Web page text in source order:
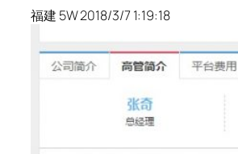
福建 5W 2018/3/7 1:19:18